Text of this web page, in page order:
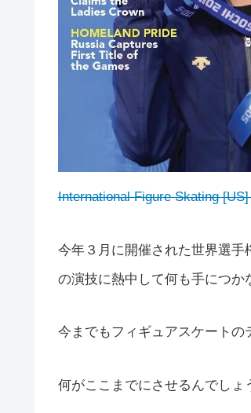
International Figure Skating
今年３月に開催された世界選
の演技に熱中して何も手につか
今までもフィギュアスケートの
何がここまでにさせるんでしょ